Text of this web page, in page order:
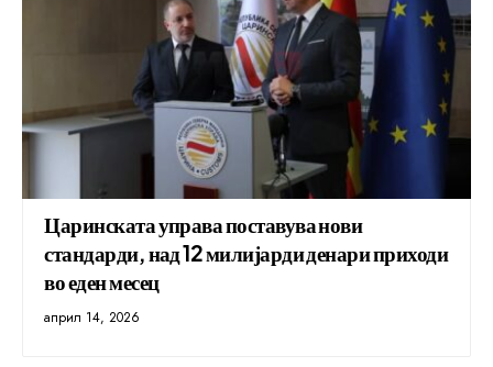
Царинската управа поставува нови
стандарди, над 12 милијарди денари приходи
во еден месец
април 14, 2026